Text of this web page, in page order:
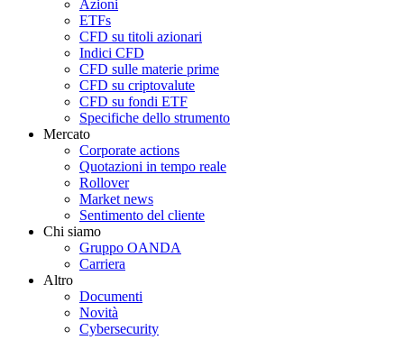
Azioni
ETFs
CFD su titoli azionari
Indici CFD
CFD sulle materie prime
CFD su criptovalute
CFD su fondi ETF
Specifiche dello strumento
Mercato
Corporate actions
Quotazioni in tempo reale
Rollover
Market news
Sentimento del cliente
Chi siamo
Gruppo OANDA
Carriera
Altro
Documenti
Novità
Cybersecurity